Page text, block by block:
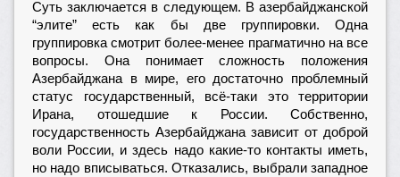
Суть заключается в следующем. В азербайджанской
“элите” есть как бы две группировки. Одна
группировка смотрит более-менее прагматично на все
вопросы. Она понимает сложность положения
Азербайджана в мире, его достаточно проблемный
статус государственный, всё-таки это территории
Ирана, отошедшие к России. Собственно,
государственность Азербайджана зависит от доброй
воли России, и здесь надо какие-то контакты иметь,
но надо вписываться. Отказались, выбрали западное